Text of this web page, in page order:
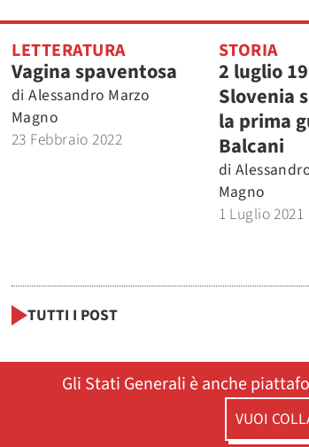
LETTERATURA
Vagina spaventosa
di Alessandro Marzo
Magno
23 Febbraio 2022
STORIA
2 luglio
Slovenia
la prima
Balcani
di
Magno
1 Luglio 2021
TUTTI I POST
Gli Stati Generali è anche
VUOI